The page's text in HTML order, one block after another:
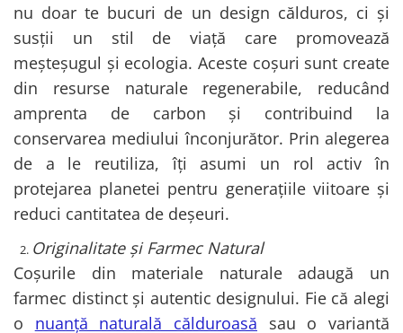
nu doar te bucuri de un design călduros, ci și
susții un stil de viață care promovează
meșteșugul și ecologia. Aceste coșuri sunt create
din resurse naturale regenerabile, reducând
amprenta de carbon și contribuind la
conservarea mediului înconjurător. Prin alegerea
de a le reutiliza, îți asumi un rol activ în
protejarea planetei pentru generațiile viitoare și
reduci cantitatea de deșeuri.
Originalitate și Farmec Natural
Coșurile din materiale naturale adaugă un
farmec distinct și autentic designului. Fie că alegi
o nuanță naturală călduroasă sau o variantă